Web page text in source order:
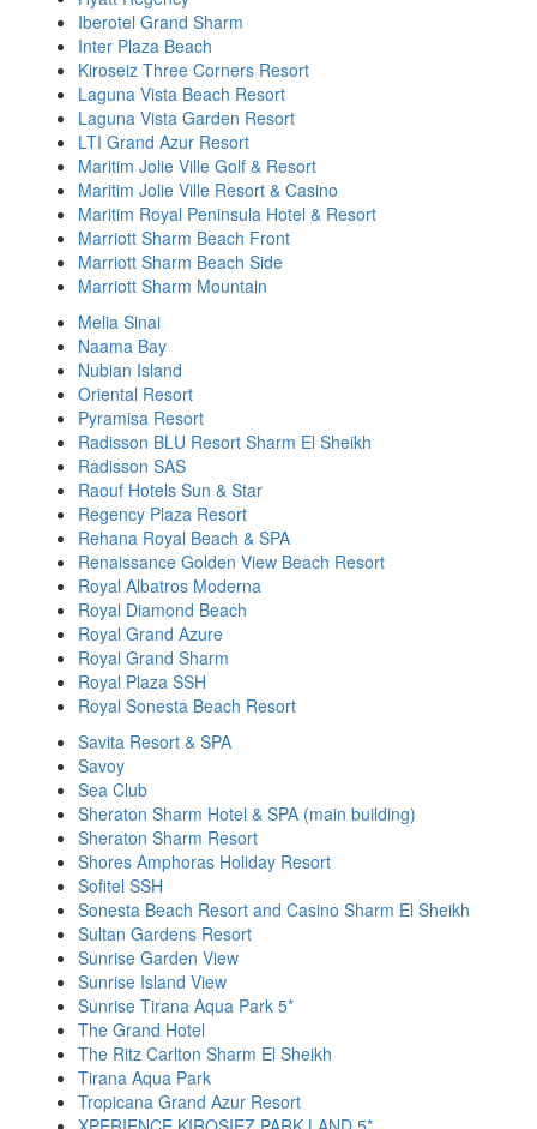
Iberotel Grand Sharm
Inter Plaza Beach
Kiroseiz Three Corners Resort
Laguna Vista Beach Resort
Laguna Vista Garden Resort
LTI Grand Azur Resort
Maritim Jolie Ville Golf & Resort
Maritim Jolie Ville Resort & Casino
Maritim Royal Peninsula Hotel & Resort
Marriott Sharm Beach Front
Marriott Sharm Beach Side
Marriott Sharm Mountain
Melia Sinai
Naama Bay
Nubian Island
Oriental Resort
Pyramisa Resort
Radisson BLU Resort Sharm El Sheikh
Radisson SAS
Raouf Hotels Sun & Star
Regency Plaza Resort
Rehana Royal Beach & SPA
Renaissance Golden View Beach Resort
Royal Albatros Moderna
Royal Diamond Beach
Royal Grand Azure
Royal Grand Sharm
Royal Plaza SSH
Royal Sonesta Beach Resort
Savita Resort & SPA
Savoy
Sea Club
Sheraton Sharm Hotel & SPA (main building)
Sheraton Sharm Resort
Shores Amphoras Holiday Resort
Sofitel SSH
Sonesta Beach Resort and Casino Sharm El Sheikh
Sultan Gardens Resort
Sunrise Garden View
Sunrise Island View
Sunrise Tirana Aqua Park 5*
The Grand Hotel
The Ritz Carlton Sharm El Sheikh
Tirana Aqua Park
Tropicana Grand Azur Resort